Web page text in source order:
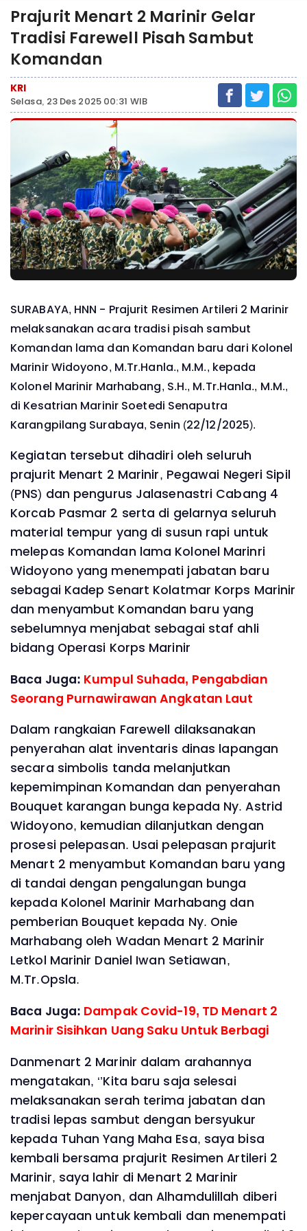
Prajurit Menart 2 Marinir Gelar
Tradisi Farewell Pisah Sambut
Komandan
KRI
Selasa, 23 Des 2025 00:31 WIB
SURABAYA, HNN - Prajurit Resimen Artileri 2 Marinir
melaksanakan acara tradisi pisah sambut
Komandan lama dan Komandan baru dari Kolonel
Marinir Widoyono, M.Tr.Hanla., M.M., kepada
Kolonel Marinir Marhabang, S.H., M.Tr.Hanla., M.M.,
di Kesatrian Marinir Soetedi Senaputra
Karangpilang Surabaya, Senin (22/12/2025).
Kegiatan tersebut dihadiri oleh seluruh
prajurit Menart 2 Marinir, Pegawai Negeri Sipil
(PNS) dan pengurus Jalasenastri Cabang 4
Korcab Pasmar 2 serta di gelarnya seluruh
material tempur yang di susun rapi untuk
melepas Komandan lama Kolonel Marinri
Widoyono yang menempati jabatan baru
sebagai Kadep Senart Kolatmar Korps Marinir
dan menyambut Komandan baru yang
sebelumnya menjabat sebagai staf ahli
bidang Operasi Korps Marinir
Baca Juga: Kumpul Suhada, Pengabdian
Seorang Purnawirawan Angkatan Laut
Dalam rangkaian Farewell dilaksanakan
penyerahan alat inventaris dinas lapangan
secara simbolis tanda melanjutkan
kepemimpinan Komandan dan penyerahan
Bouquet karangan bunga kepada Ny. Astrid
Widoyono, kemudian dilanjutkan dengan
prosesi pelepasan. Usai pelepasan prajurit
Menart 2 menyambut Komandan baru yang
di tandai dengan pengalungan bunga
kepada Kolonel Marinir Marhabang dan
pemberian Bouquet kepada Ny. Onie
Marhabang oleh Wadan Menart 2 Marinir
Letkol Marinir Daniel Iwan Setiawan,
M.Tr.Opsla.
Baca Juga: Dampak Covid-19, TD Menart 2
Marinir Sisihkan Uang Saku Untuk Berbagi
Danmenart 2 Marinir dalam arahannya
mengatakan, ‘’Kita baru saja selesai
melaksanakan serah terima jabatan dan
tradisi lepas sambut dengan bersyukur
kepada Tuhan Yang Maha Esa, saya bisa
kembali bersama prajurit Resimen Artileri 2
Marinir, saya lahir di Menart 2 Marinir
menjabat Danyon, dan Alhamdulillah diberi
kepercayaan untuk kembali dan menempati